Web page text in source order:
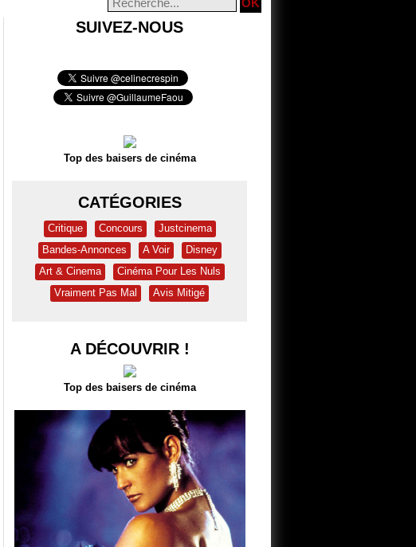
SUIVEZ-NOUS
Top des baisers de cinéma
CATÉGORIES
Critique Concours
Justcinema
Bandes-Annonces
A Voir
Disney
Art & Cinema
Cinéma Pour Les Nuls
Vraiment Pas Mal
Avis Mitigé
A DÉCOUVRIR !
Top des baisers de cinéma